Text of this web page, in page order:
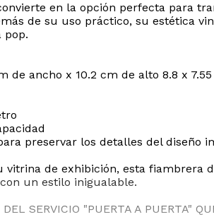
en la opción perfecta para
de su uso práctico, su estética
pop.
de ancho x 10.2 cm de alto 8.8 x
preservar los detalles del diseño
de exhibición, esta fiambrera
un estilo inigualable.
SERVICIO "PUERTA A PUERTA"